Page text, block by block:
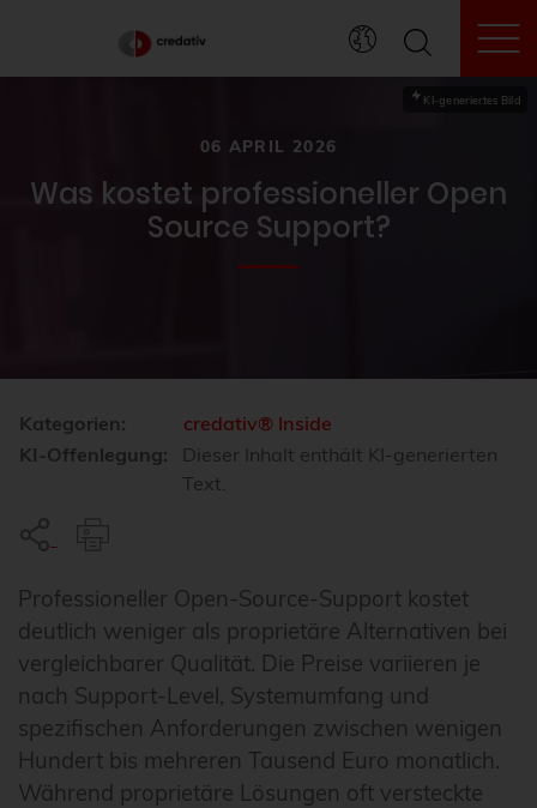
KI-generiertes Bild
06 APRIL 2026
Was kostet professioneller Open
Source Support?
Kategorien:
credativ® Inside
KI-Offenlegung:
Dieser Inhalt enthält KI-generierten
Text.
Professioneller Open-Source-Support kostet
deutlich weniger als proprietäre Alternativen bei
vergleichbarer Qualität. Die Preise variieren je
nach Support-Level, Systemumfang und
spezifischen Anforderungen zwischen wenigen
Hundert bis mehreren Tausend Euro monatlich.
Während proprietäre Lösungen oft versteckte